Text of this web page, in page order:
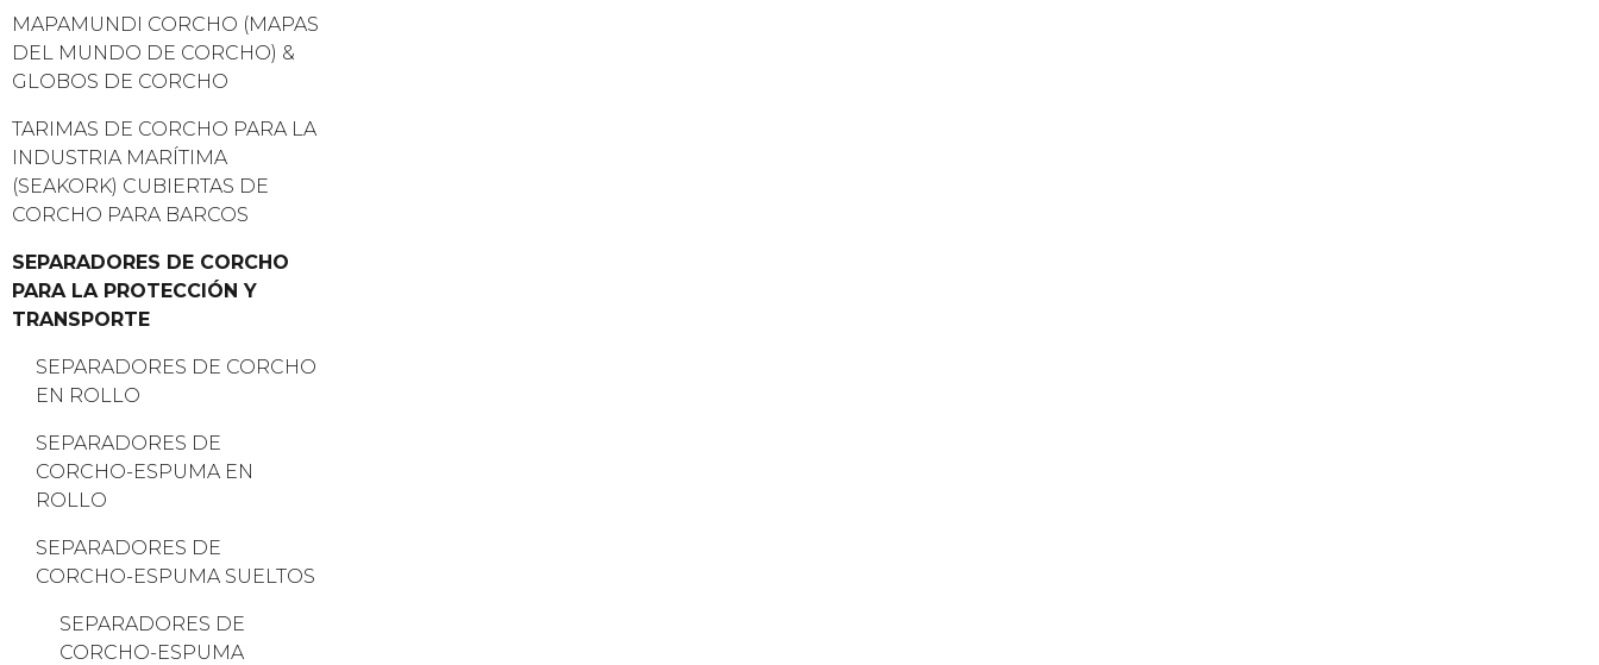
MAPAMUNDI CORCHO (MAPAS
DEL MUNDO DE CORCHO) &
GLOBOS DE CORCHO
TARIMAS DE CORCHO PARA LA
INDUSTRIA MARÍTIMA
(SEAKORK) CUBIERTAS DE
CORCHO PARA BARCOS
SEPARADORES DE CORCHO
PARA LA PROTECCIÓN Y
TRANSPORTE
SEPARADORES DE CORCHO
EN ROLLO
SEPARADORES DE
CORCHO-ESPUMA EN
ROLLO
SEPARADORES DE
CORCHO-ESPUMA SUELTOS
SEPARADORES DE
CORCHO-ESPUMA